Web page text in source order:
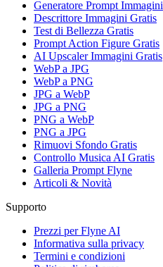
Generatore Prompt Immagini
Descrittore Immagini Gratis
Test di Bellezza Gratis
Prompt Action Figure Gratis
AI Upscaler Immagini Gratis
WebP a JPG
WebP a PNG
JPG a WebP
JPG a PNG
PNG a WebP
PNG a JPG
Rimuovi Sfondo Gratis
Controllo Musica AI Gratis
Galleria Prompt Flyne
Articoli & Novità
Supporto
Prezzi per Flyne AI
Informativa sulla privacy
Termini e condizioni